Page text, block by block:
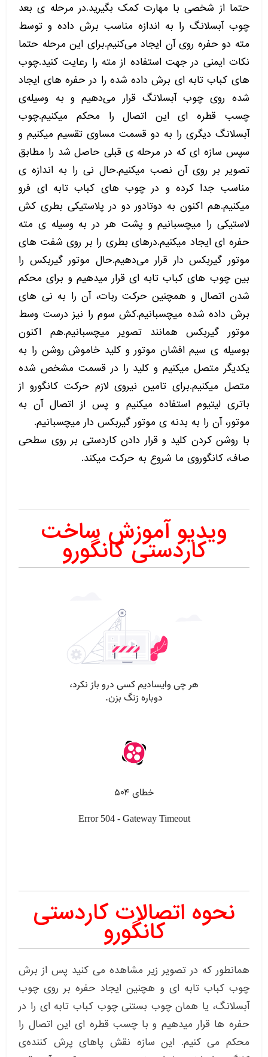
حتما از شخصی با مهارت کمک بگیرید.در مرحله ی بعد
چوب آبسلانگ را به اندازه مناسب برش داده و توسط
مته دو حفره روی آن ایجاد می‌کنیم.برای این مرحله حتما
نکات ایمنی در جهت استفاده از مته را رعایت کنید.چوب
های کباب تابه ای برش داده شده را در حفره های ایجاد
شده روی چوب آبسلانگ قرار می‌دهیم و به وسیله‌ی
چسب قطره ای این اتصال را محکم میکنیم.چوب
آبسلانگ دیگری را به دو قسمت مساوی تقسیم میکنیم و
سپس سازه ای که در مرحله ی قبلی حاصل شد را مطابق
تصویر بر روی آن نصب میکنیم‌.حال نی را به اندازه ی
مناسب جدا کرده و در چوب های کباب تابه ای فرو
میکنیم.هم اکنون به دوتادور دو در پلاستیکی بطری کش
لاستیکی را میچسبانیم و پشت هر در به وسیله ی مته
حفره ای ایجاد میکنیم.درهای بطری را بر روی شفت های
موتور گیربکس دار قرار می‌دهیم.حال موتور گیربکس را
بین چوب های کباب تابه ای قرار میدهیم و برای محکم
شدن اتصال و همچنین حرکت ربات، آن را به نی های
برش داده شده میچسبانیم.کش سوم را نیز درست وسط
موتور گیربکس همانند تصویر میچسبانیم.هم اکنون
بوسیله ی سیم افشان موتور و کلید خاموش روشن را به
یکدیگر متصل میکنیم و کلید را در قسمت مشخص شده
متصل میکنیم.برای تامین نیروی لازم حرکت کانگورو از
باتری لیتیوم استفاده میکنیم و پس از اتصال آن به
موتور، آن را به بدنه ی موتور گیربکس دار میچسبانیم.
با روشن کردن کلید و قرار دادن کاردستی بر روی سطحی
صاف، کانگوروی ما شروع به حرکت میکند.
ویدیو آموزش ساخت
کاردستی کانگورو
نحوه اتصالات کاردستی
کانگورو
همانطور که در تصویر زیر مشاهده می کنید پس از برش
چوب کباب تابه ای و هچنین ایجاد حفره بر روی چوب
آبسلانگ، یا همان چوب بستنی چوب کباب تابه ای را در
حفره ها قرار میدهیم و با چسب قطره ای این اتصال را
محکم می کنیم. این سازه نقش پاهای پرش کننده‌ی